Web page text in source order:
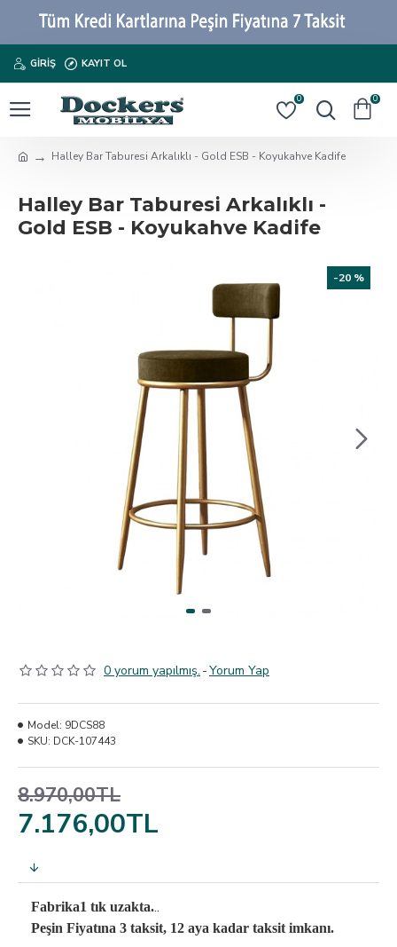
GIRIŞ KAYIT OL
0 0
Halley Bar Taburesi Arkalıklı - Gold ESB - Koyukahve Kadife
Halley Bar Taburesi Arkalıklı -
Gold ESB - Koyukahve Kadife
-20 %
0 yorum yapılmış. -Yorum Yap
7.176,00TL
8.970,00TL
Model: 9DCS88
SKU: DCK-107443
Fabrika1 tık uzakta...
Peşin Fiyatına 3 taksit, 12 aya kadar taksit imkanı.